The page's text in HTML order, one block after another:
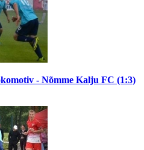
- Nõmme Kalju FC (1:3)